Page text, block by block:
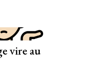
vire au